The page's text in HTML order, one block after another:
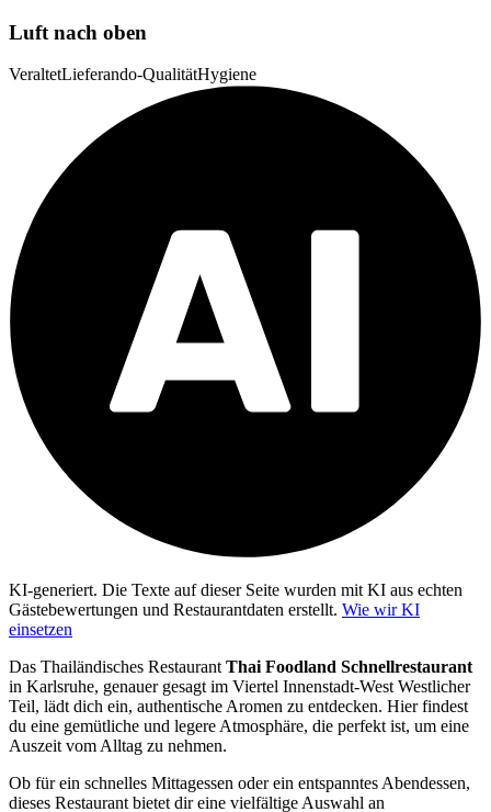
Luft nach oben
VeraltetLieferando-QualitätHygiene
KI-generiert. Die Texte auf dieser Seite wurden mit KI aus echten
Gästebewertungen und Restaurantdaten erstellt. Wie wir KI
einsetzen
Das Thailändisches Restaurant Thai Foodland Schnellrestaurant
in Karlsruhe, genauer gesagt im Viertel Innenstadt-West Westlicher
Teil, lädt dich ein, authentische Aromen zu entdecken. Hier findest
du eine gemütliche und legere Atmosphäre, die perfekt ist, um eine
Auszeit vom Alltag zu nehmen.
Ob für ein schnelles Mittagessen oder ein entspanntes Abendessen,
dieses Restaurant bietet dir eine vielfältige Auswahl an